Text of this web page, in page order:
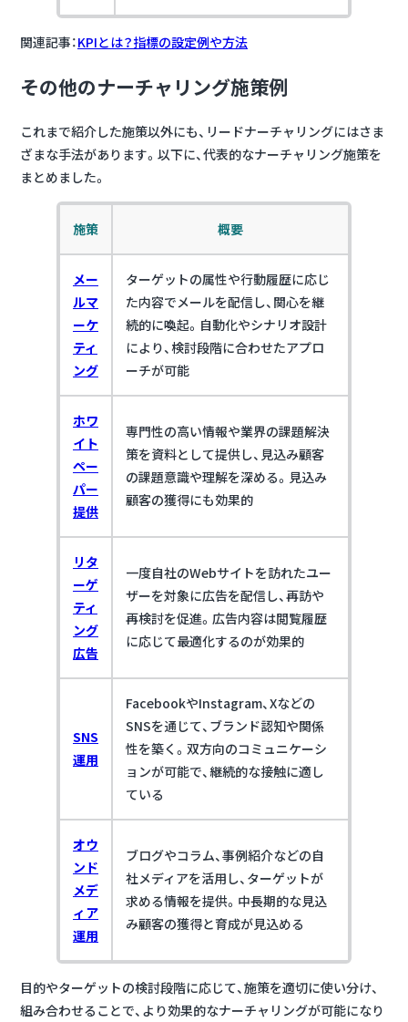
関連記事：KPIとは？指標の設定例や方法
その他のナーチャリング施策例
これまで紹介した施策以外にも、リードナーチャリングにはさま
ざまな手法があります。以下に、代表的なナーチャリング施策を
まとめました。
施策 概要
メー
ルマ
ーケ
ティ
ング
ターゲットの属性や行動履歴に応じ
た内容でメールを配信し、関心を継
続的に喚起。自動化やシナリオ設計
により、検討段階に合わせたアプロ
ーチが可能
ホワ
イト
ペー
パー
提供
専門性の高い情報や業界の課題解決
策を資料として提供し、見込み顧客
の課題意識や理解を深める。見込み
顧客の獲得にも効果的
リタ
ーゲ
ティ
ング
広告
一度自社のWebサイトを訪れたユー
ザーを対象に広告を配信し、再訪や
再検討を促進。広告内容は閲覧履歴
に応じて最適化するのが効果的
SNS
運用
FacebookやInstagram、Xなどの
SNSを通じて、ブランド認知や関係
性を築く。双方向のコミュニケーシ
ョンが可能で、継続的な接触に適し
ている
オウ
ンド
メデ
ィア
運用
ブログやコラム、事例紹介などの自
社メディアを活用し、ターゲットが
求める情報を提供。中長期的な見込
み顧客の獲得と育成が見込める
目的やターゲットの検討段階に応じて、施策を適切に使い分け、
組み合わせることで、より効果的なナーチャリングが可能になり